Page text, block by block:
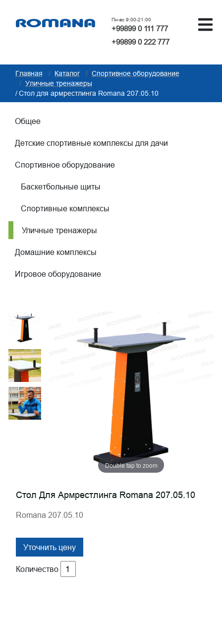
Пн-вс 9:00-21:00
+99899 0 111 777
+99899 0 222 777
Главная Каталог
Спортивное оборудование
Уличные тренажеры
Стол для армрестлинга Romana 207.05.10
Общее
Детские спортивные комплексы для дачи
Спортивное оборудование
Баскетбольные щиты
Спортивные комплексы
Уличные тренажеры
Домашние комплексы
Игровое оборудование
Double tap to zoom
Стол Для Армрестлинга Romana 207.05.10
Romana 207.05.10
Уточнить цену
Количество